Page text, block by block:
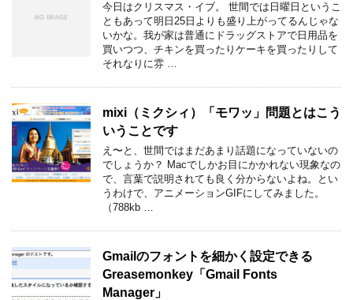
今日はクリスマス・イブ。 世間では日曜日というこ
ともあって明日25日よりも盛り上がってるんじゃな
いかな。我が家は普通にドラッグストアで日用品を
買いつつ、チキンを買ったりケーキを買ったりして
それなりに雰 …
mixi（ミクシィ）「モワッ」問題とはこう
いうことです
え〜と、世間ではまだあまり話題になっていないの
でしょうか？ Macでしかお目にかかれない現象なの
で、言葉で説明されても良く分からないよね。とい
うわけで、アニメーションGIFにしてみました。
（788kb …
Gmailのフォントを細かく設定できる
Greasemonkey「Gmail Fonts
Manager」